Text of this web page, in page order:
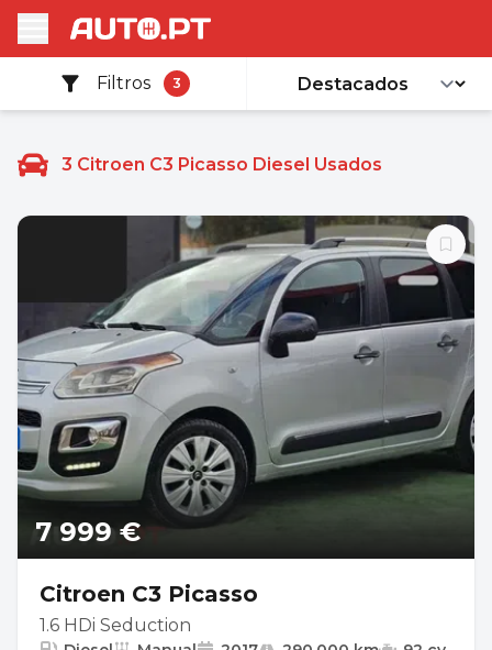
Filtros 3
3 Citroen C3 Picasso Diesel Usados
7 999 €
Citroen C3 Picasso
1.6 HDi Seduction